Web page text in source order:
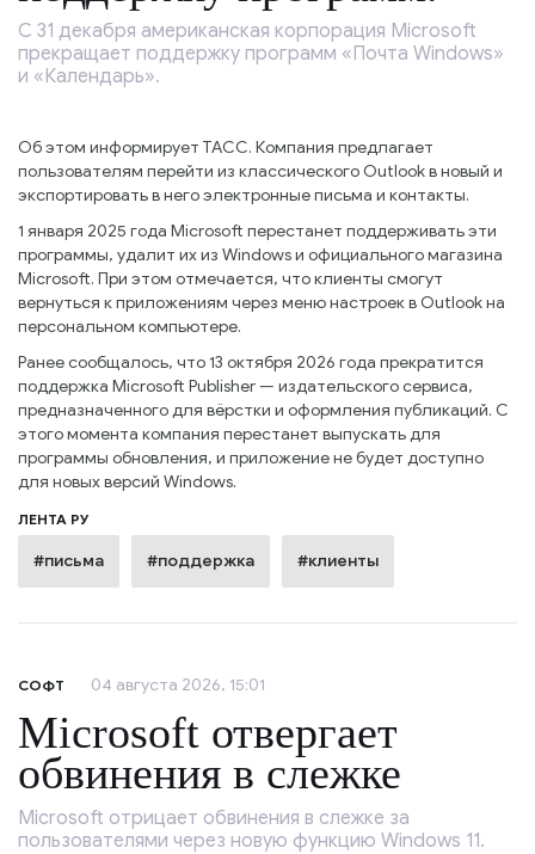
С 31 декабря американская корпорация Microsoft
прекращает поддержку программ «Почта Windows»
и «Календарь».
Об этом информирует ТАСС. Компания предлагает
пользователям перейти из классического Outlook в новый и
экспортировать в него электронные письма и контакты.
1 января 2025 года Microsoft перестанет поддерживать эти
программы, удалит их из Windows и официального магазина
Microsoft. При этом отмечается, что клиенты смогут
вернуться к приложениям через меню настроек в Outlook на
персональном компьютере.
Ранее сообщалось, что 13 октября 2026 года прекратится
поддержка Microsoft Publisher — издательского сервиса,
предназначенного для вёрстки и оформления публикаций. С
этого момента компания перестанет выпускать для
программы обновления, и приложение не будет доступно
для новых версий Windows.
ЛЕНТА РУ
#письма #поддержка #клиенты
СОФТ 04 августа 2026, 15:01
Microsoft отвергает
обвинения в слежке
Microsoft отрицает обвинения в слежке за
пользователями через новую функцию Windows 11.